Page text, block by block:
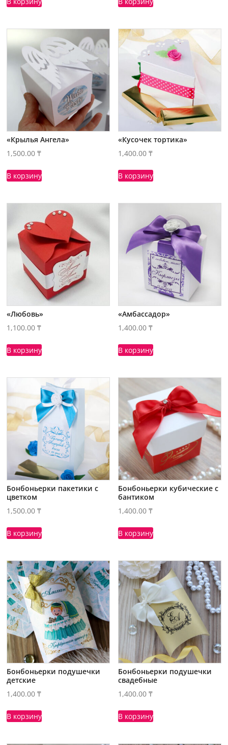
«Крылья Ангела»
1,500.00₸
В корзину
«Кусочек тортика»
1,400.00₸
В корзину
«Любовь»
1,100.00₸
В корзину
«Амбассадор»
1,400.00₸
В корзину
Бонбоньерки пакетики с
цветком
1,500.00₸
В корзину
Бонбоньерки кубические с
бантиком
1,400.00₸
В корзину
Бонбоньерки подушечки
детские
1,400.00₸
В корзину
Бонбоньерки подушечки
свадебные
1,400.00₸
В корзину